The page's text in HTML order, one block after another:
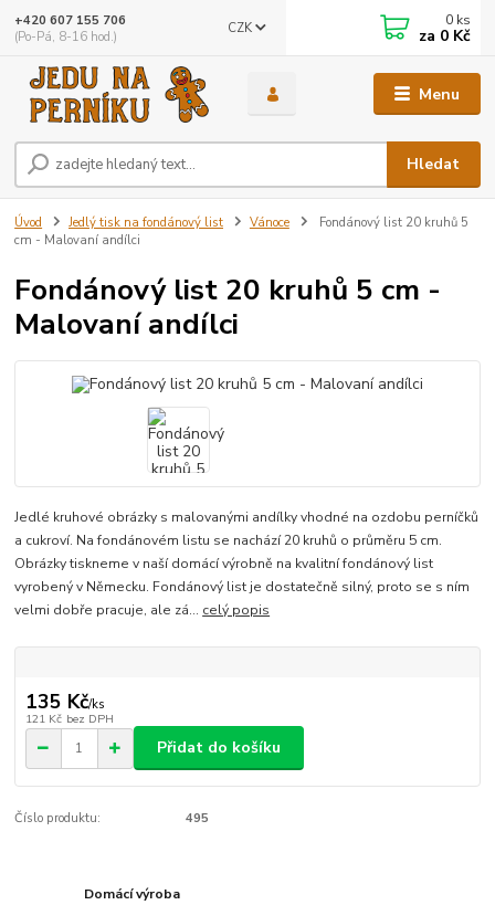
Menu
CZK
Hledat
+420 607 155 706
(Po-Pá, 8-16 hod.)
0 ks
za 0 Kč
Úvod Jedlý tisk na fondánový list Vánoce
Fondánový list 20 kruhů 5
cm - Malovaní andílci
Fondánový list 20 kruhů 5 cm -
Malovaní andílci
Jedlé kruhové obrázky s malovanými andílky vhodné na ozdobu perníčků
a cukroví. Na fondánovém listu se nachází 20 kruhů o průměru 5 cm.
Obrázky tiskneme v naší domácí výrobně na kvalitní fondánový list
vyrobený v Německu. Fondánový list je dostatečně silný, proto se s ním
velmi dobře pracuje, ale zá... celý popis
135 Kč/ks
121 Kč bez DPH
Přidat do košíku
Číslo produktu: 495
Domácí výroba